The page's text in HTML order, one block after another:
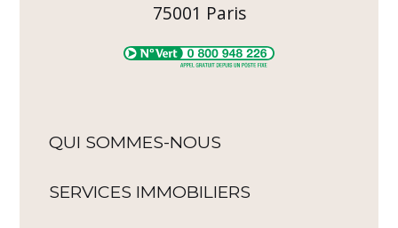
75001 Paris
QUI SOMMES-NOUS
SERVICES IMMOBILIERS